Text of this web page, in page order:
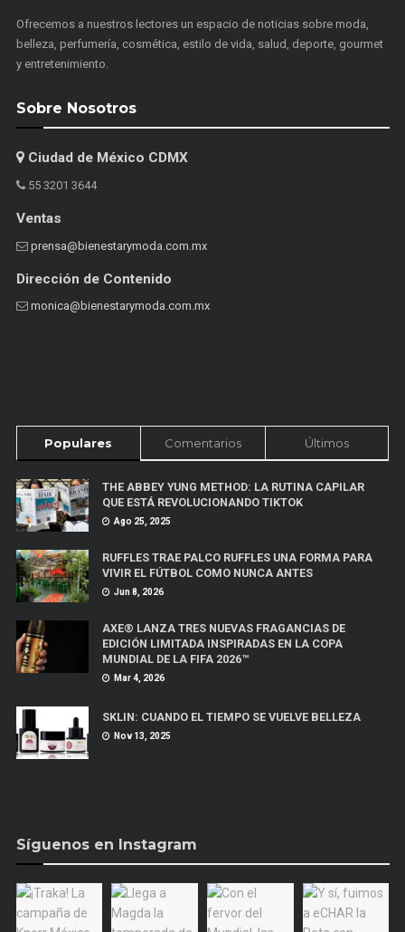
Ofrecemos a nuestros lectores un espacio de noticias sobre moda,
belleza, perfumería, cosmética, estilo de vida, salud, deporte, gourmet
y entretenimiento.
Sobre Nosotros
Ciudad de México CDMX
55 3201 3644
Ventas
prensa@bienestarymoda.com.mx
Dirección de Contenido
monica@bienestarymoda.com.mx
Populares Comentarios Últimos
THE ABBEY YUNG METHOD: LA RUTINA CAPILAR
QUE ESTÁ REVOLUCIONANDO TIKTOK
Ago 25, 2025
RUFFLES TRAE PALCO RUFFLES UNA FORMA PARA
VIVIR EL FÚTBOL COMO NUNCA ANTES
Jun 8, 2026
AXE® LANZA TRES NUEVAS FRAGANCIAS DE
EDICIÓN LIMITADA INSPIRADAS EN LA COPA
MUNDIAL DE LA FIFA 2026™
Mar 4, 2026
SKLIN: CUANDO EL TIEMPO SE VUELVE BELLEZA
Nov 13, 2025
Síguenos en Instagram